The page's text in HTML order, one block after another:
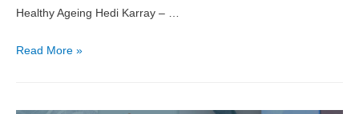
Healthy Ageing Hedi Karray – …
Read More »